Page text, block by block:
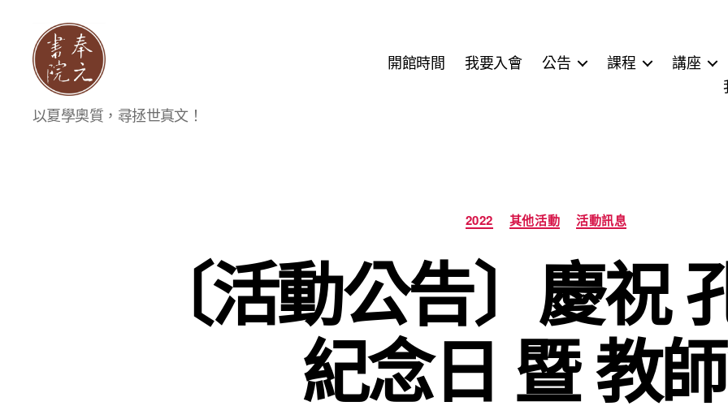
元
以夏學奧質，尋拯世真文！
開館時間 我要入會 公告 課程
講座
分
類
2022 其他活動 活動訊息
〔活動公告〕慶祝
紀念日 暨 教